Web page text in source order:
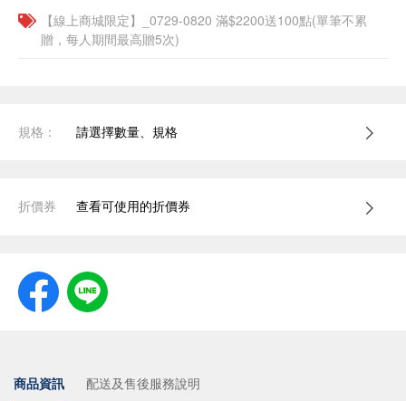
【線上商城限定】_0729-0820 滿$2200送100點(單筆不累
贈，每人期間最高贈5次)
規格： 請選擇數量、規格
折價券 查看可使用的折價券
商品資訊 配送及售後服務說明